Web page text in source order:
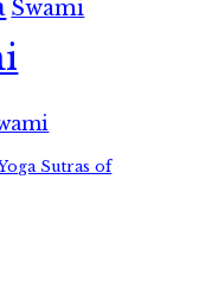
Swami
Sutras of